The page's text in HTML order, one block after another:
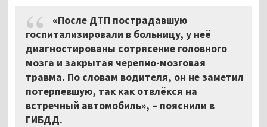
«После ДТП пострадавшую
госпитализировали в больницу, у неё
диагностированы сотрясение головного
мозга и закрытая черепно-мозговая
травма. По словам водителя, он не заметил
потерпевшую, так как отвлёкся на
встречный автомобиль», – пояснили в
ГИБДД.